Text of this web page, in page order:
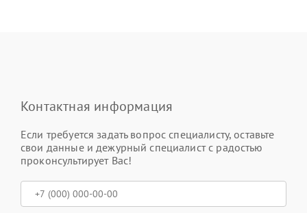
Контактная информация
Если требуется задать вопрос специалисту, оставьте
свои данные и дежурный специалист с радостью
проконсультирует Вас!